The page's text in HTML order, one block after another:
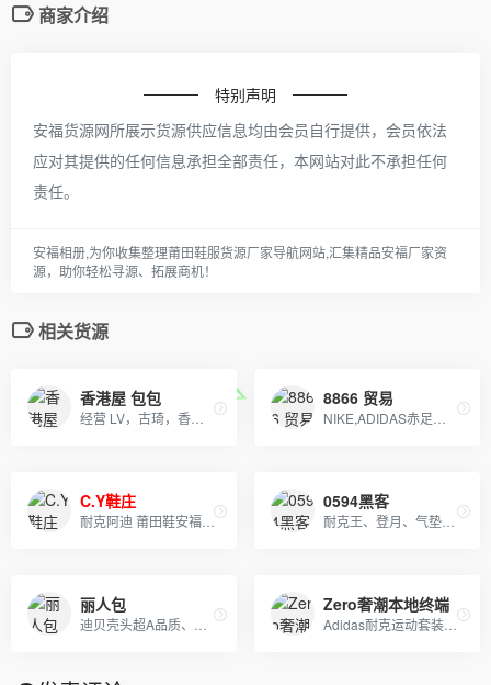
商家介绍
特别声明
安福货源网所展示货源供应信息均由会员自行提供，会员依法
应对其提供的任何信息承担全部责任，本网站对此不承担任何
责任。
安福相册,为你收集整理莆田鞋服货源厂家导航网站,汇集精品安福厂家资
源，助你轻松寻源、拓展商机！
相关货源
香港屋 包包 8866 贸易
C.Y鞋庄 0594黑客
丽人包 Zero奢潮本地终端